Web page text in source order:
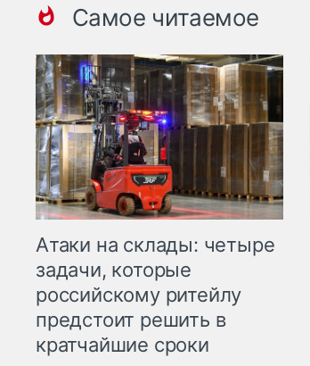
Самое читаемое
Атаки на склады: четыре
задачи, которые
российскому ритейлу
предстоит решить в
кратчайшие сроки